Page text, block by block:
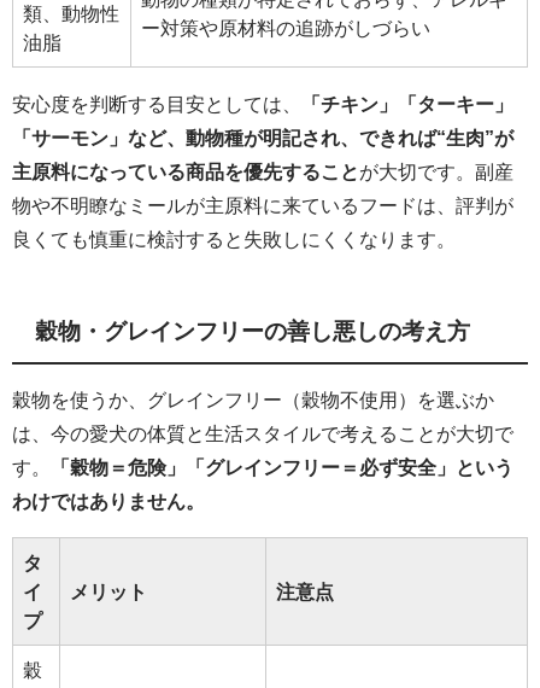
類、動物性
油脂
ー対策や原材料の追跡がしづらい
安心度を判断する目安としては、
「チキン」「ターキー」
「サーモン」など、動物種が明記され、できれば“生肉”が
主原料になっている商品を優先することが大切です。副産
物や不明瞭なミールが主原料に来ているフードは、評判が
良くても慎重に検討すると失敗しにくくなります。
穀物・グレインフリーの善し悪しの考え方
穀物を使うか、グレインフリー（穀物不使用）を選ぶか
は、今の愛犬の体質と生活スタイルで考えることが大切で
す。
「穀物＝危険」「グレインフリー＝必ず安全」という
わけではありません。
タ
イ
プ
メリット 注意点
穀